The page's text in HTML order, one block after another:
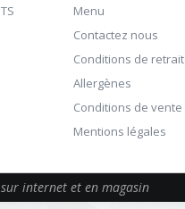
Menu
Contactez nous
Conditions de retrait
Allergènes
Conditions de vente
Mentions légales
internet et en magasin